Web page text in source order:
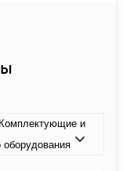
и
оборудования